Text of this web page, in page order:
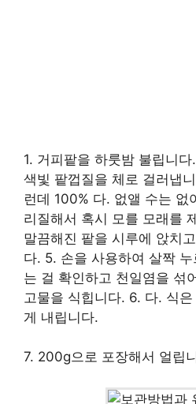
1. 거피팥을 하룻밤 불립니
색빛 팥껍질을 체로 걸러냅
런데 100% 다. 없앨 수는 없
리질해서 혹시 모를 모래를
말끔해진 팥을 시루에 앉치
다. 5. 손을 사용하여 살짝
는 걸 확인하고 천일염을 섞
고물을 식힙니다. 6. 다. 식
게 내립니다.
7. 200g으로 포장해서 얼립